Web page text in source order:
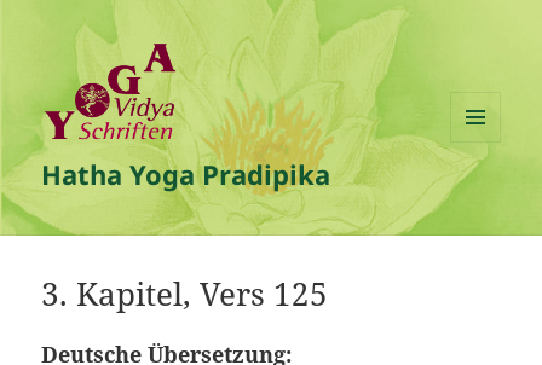
Hatha Yoga Pradipika
MENÜ
UND
WIDGETS
3. Kapitel, Vers 125
Deutsche Übersetzung: